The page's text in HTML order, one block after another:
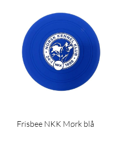
Frisbee NKK Mørk blå